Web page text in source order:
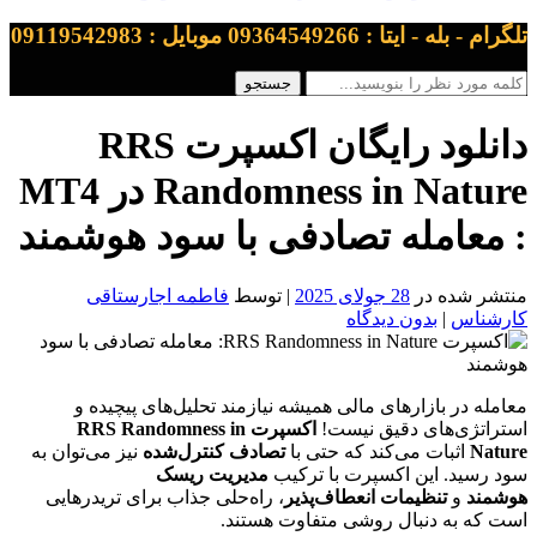
- ایتا : 09364549266 موبایل : 09119542983
دانلود رایگان اکسپرت RRS
Randomness in Nature در MT4
تصادفی با سود هوشمند
شده در28 جولای 2025 | توسطفاطمه اجارستاقی
|بدون دیدگاه
در بازارهای مالی همیشه نیازمند تحلیل‌های پیچیده و
دقیق نیست!
اکسپرت RRS Randomness in
اثبات می‌کند که حتی باتصادف کنترل‌شدهنیز می‌توان به
رسید. این اکسپرت با ترکیبمدیریت ریسک
وتنظیمات انعطاف‌پذیر، راه‌حلی جذاب برای تریدرهایی
که به دنبال روشی متفاوت هستند.